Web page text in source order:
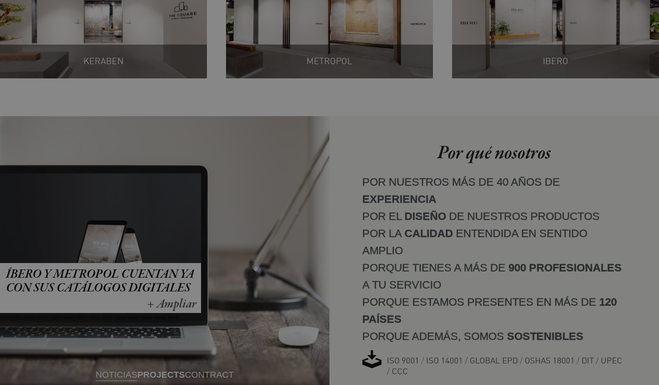
KERABEN METROPOL IBERO
ÍBERO Y METROPOL CUENTAN YA
CON SUS CATÁLOGOS DIGITALES
+ Ampliar
NOTICIASPROJECTSCONTRACT
Por qué nosotros
POR NUESTROS MÁS DE 40 AÑOS DE
EXPERIENCIA
POR EL DISEÑO DE NUESTROS PRODUCTOS
POR LACALIDAD ENTENDIDA EN SENTIDO
AMPLIO
PORQUE TIENES A MÁS DE900 PROFESIONALES
A TU SERVICIO
PORQUE ESTAMOS PRESENTES EN MÁS DE 120
PAÍSES
PORQUE ADEMÁS, SOMOSSOSTENIBLES
ISO 9001 / ISO 14001 / GLOBAL EPD / OSHAS 18001 / DIT / UPEC
/ CCC